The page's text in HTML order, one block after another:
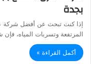
بجدة
إذا كنت تبحث عن أفضل شركة
المرتفعة وتسربات المياه،
أكمل القراءة »